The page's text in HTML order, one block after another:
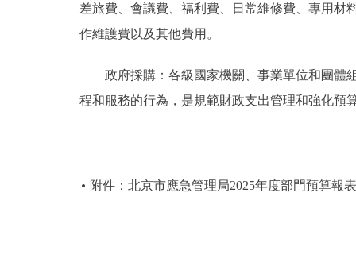
差旅費、會議費、福利費、日常維修費、專用材
作維護費以及其他費用。
政府採購：各級國家機關、事業單位和團體組
程和服務的行為，是規範財政支出管理和強化預
附件：北京市應急管理局2025年度部門預算報表